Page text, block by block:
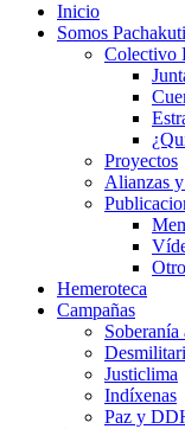
Inicio
Somos Pachakuti
Colectivo
Proyectos
Alianzas
Hemeroteca
Campañas
Soberanía
Justiclima
Indíxenas
Paz y